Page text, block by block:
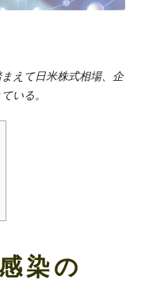
えて日米株式相場、企
いる。
染の